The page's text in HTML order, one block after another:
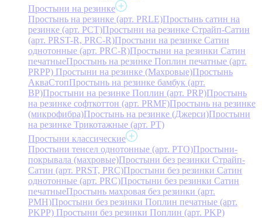
Простыни на резинке
Простынь на резинке (арт. PRLE)Простынь сатин на
резинке (арт. PCT)Простыни на резинке Страйп-Сатин
(арт. PRST-R, PRC-R)Простыни на резинке Сатин
однотонные (арт. PRC-R)Простыни на резинки Сатин
печатныеПростынь на резинке Поплин печатные (арт.
PRPP) Простыни на резинке (Махровые)Простынь
АкваСтопПростынь на резинке бамбук (арт.
BP)Простыни на резинке Поплин (арт. PRP)Простынь
на резинке софткоттон (арт. PRMF)Простынь на резинке
(микрофибра)Простынь на резинке (Джерси)Простыни
на резинке Трикотажные (арт. РТ)
Простыни классические
Простыни тенсел однотонные (арт. PTO)Простыни-
покрывала (махровые)Простыни без резинки Страйп-
Сатин (арт. PRST, PRC)Простыни без резинки Сатин
однотонные (арт. PRC)Простыни без резинки Сатин
печатныеПростынь махровая без резинки (арт.
PMH)Простыни без резинки Поплин печатные (арт.
PKPP) Простыни без резинки Поплин (арт. PKP)